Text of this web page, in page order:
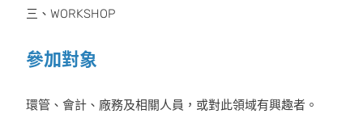
三、WORKSHOP
參加對象
環管、會計、廠務及相關人員，或對此領域有興趣者。